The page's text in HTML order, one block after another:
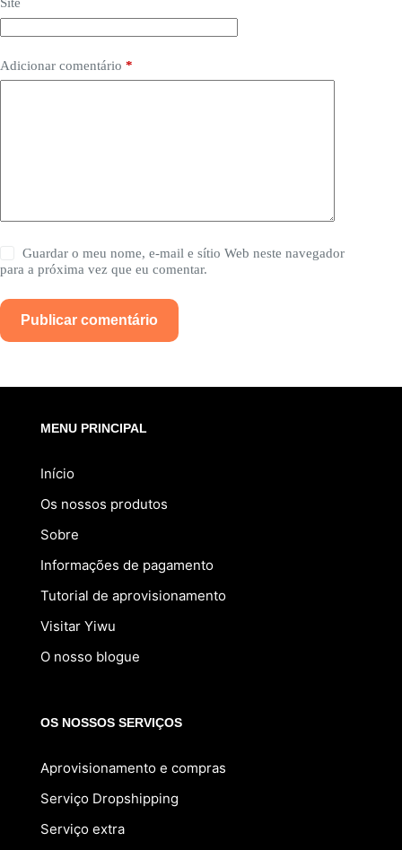
Adicionar comentário *
Guardar o meu nome, e-mail e sítio Web neste navegador
para a próxima vez que eu comentar.
Publicar comentário
MENU PRINCIPAL
Início
Os nossos produtos
Sobre
Informações de pagamento
Tutorial de aprovisionamento
Visitar Yiwu
O nosso blogue
OS NOSSOS SERVIÇOS
Aprovisionamento e compras
Serviço Dropshipping
Serviço extra